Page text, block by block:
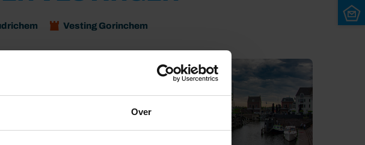
Over
Vesting Gorinchem
om ons land
grote
water zetten